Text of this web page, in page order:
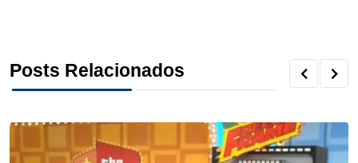
e
o
t
e
k
d
t
r d A
Posts Relacionados